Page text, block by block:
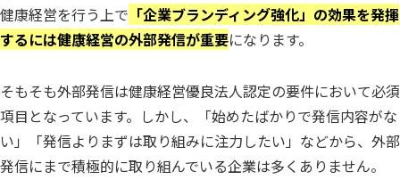
健康経営を行う上で 「企業ブランディング強化」の効果を発揮
するには健康経営の外部発信が重要になります。
そもそも外部発信は健康経営優良法人認定の要件において必須
項目となっています。しかし、「始めたばかりで発信内容がな
い」「発信よりまずは取り組みに注力したい」などから、外部
発信にまで積極的に取り組んでいる企業は多くありません。